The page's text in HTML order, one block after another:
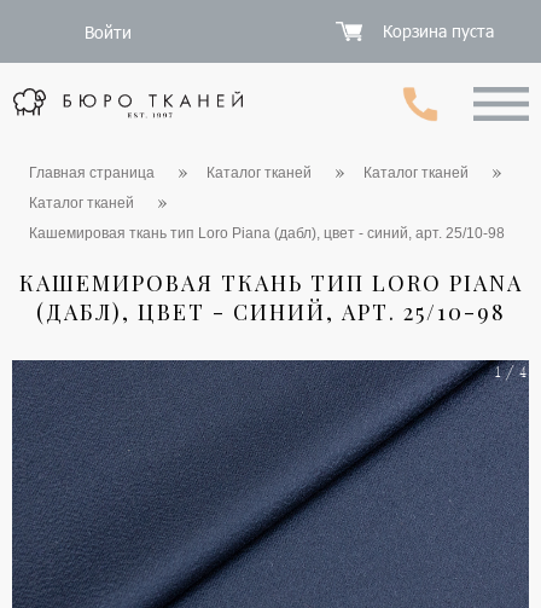
Войти Корзина пуста
Главная страница Каталог тканей
Каталог тканей
Каталог тканей
Кашемировая ткань тип Loro Piana (дабл), цвет - синий, арт. 25/10-98
КАШЕМИРОВАЯ ТКАНЬ ТИП LORO PIANA
(ДАБЛ), ЦВЕТ - СИНИЙ, АРТ. 25/10-98
1 / 4